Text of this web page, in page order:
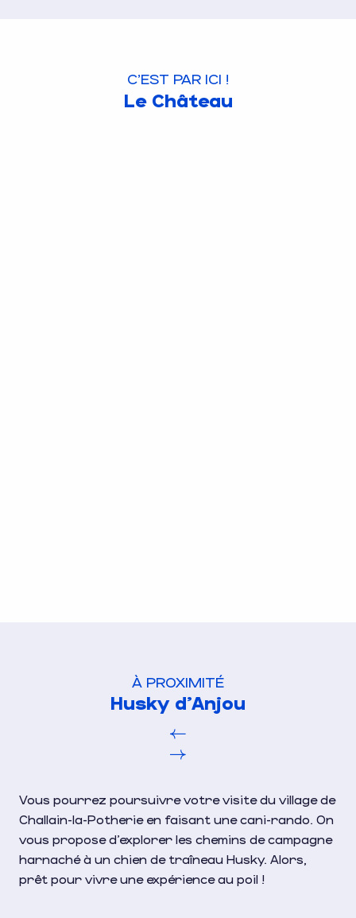
C'EST PAR ICI !
Le Château
À PROXIMITÉ
Husky d'Anjou
Vous pourrez poursuivre votre visite du village de
Challain-la-Potherie en faisant une cani-rando. On
vous propose d’explorer les chemins de campagne
harnaché à un chien de traîneau Husky. Alors,
prêt pour vivre une expérience au poil !